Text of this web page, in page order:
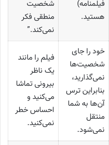
فیلمنامه)
هستید.
شخصیت
منطقی فکر
نمی‌کند.”
خود را جای
شخصیت‌ها
نمی‌گذارید،
بنابراین ترس
آن‌ها به شما
منتقل
نمی‌شود.
فیلم را مانند
یک ناظر
بیرونی تماشا
می‌کنید و
احساس خطر
نمی‌کنید.